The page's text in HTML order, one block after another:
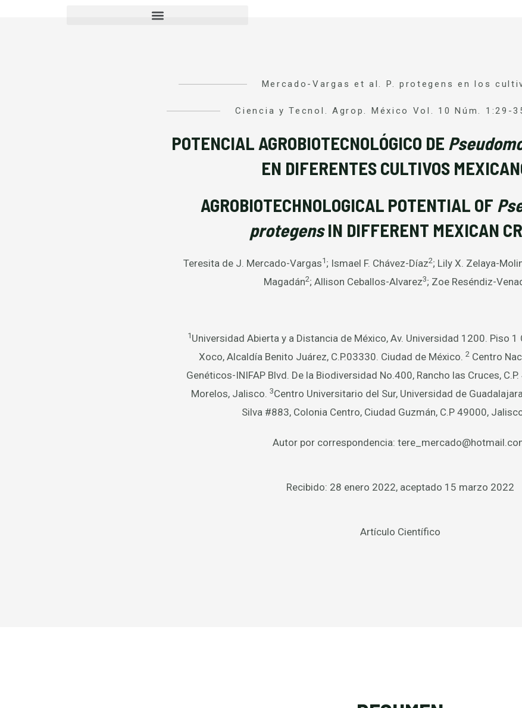
Mercado-Vargas et al. P. protegens en los
Ciencia y Tecnol. Agrop. México Vol. 10 Núm. 1:29-
POTENCIAL AGROBIOTECNOLÓGICO DE
EN DIFERENTES CULTIVOS
AGROBIOTECHNOLOGICAL POTENTIAL OF
protegensIN DIFFERENT MEXICAN
Teresita de J. Mercado-Vargas1 ; Ismael F. Chávez-Díaz2; Lily X. Zelaya-
Magadán2; Allison Ceballos-Alvarez3; Zoe Reséndiz-
1 Universidad Abierta y a Distancia de México, Av. Universidad 1200. Piso 1
Xoco, Alcaldía Benito Juárez, C.P.03330. Ciudad de México. 2Centro
Genéticos-INIFAP Blvd. De la Biodiversidad No.400, Rancho las Cruces,
Morelos, Jalisco. 3Centro Universitario del Sur, Universidad de
Silva #883, Colonia Centro, Ciudad Guzmán, C.P 49000,
Autor por correspondencia:
Recibido: 28 enero 2022, aceptado 15 marzo 2022
Artículo Científico